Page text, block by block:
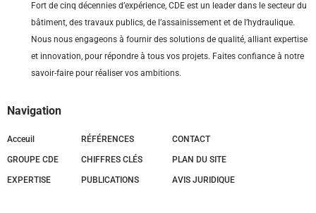
Fort de cinq décennies d’expérience, CDE est un leader dans le secteur du
bâtiment, des travaux publics, de l’assainissement et de l’hydraulique.
Nous nous engageons à fournir des solutions de qualité, alliant expertise
et innovation, pour répondre à tous vos projets. Faites confiance à notre
savoir-faire pour réaliser vos ambitions.
Navigation
Acceuil
GROUPE CDE
EXPERTISE
RÉFÉRENCES
CHIFFRES CLÉS
PUBLICATIONS
CONTACT
PLAN DU SITE
AVIS JURIDIQUE